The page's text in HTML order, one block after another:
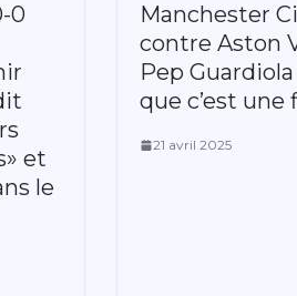
0
et
le
Manchester
contre Aston
Pep
que c’est une
21 avril 2025